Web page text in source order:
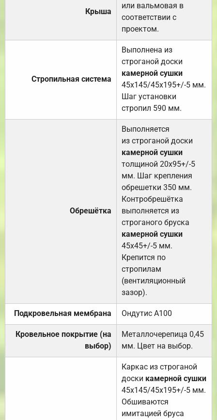
Крыша
или вальмовая в
соответствии с
проектом.
Стропильная система
Выполнена из
строганой доски
камерной сушки
45х145/45х195+/-5 мм.
Шаг установки
стропил 590 мм.
Обрешётка
Выполняется
из строганой доски
камерной сушки
толщиной 20х95+/-5
мм. Шаг крепления
обрешетки 350 мм.
Контробрешётка
выполняется из
строганого бруска
камерной сушки
45х45+/-5 мм.
Крепится по
стропилам
(вентиляционный
зазор).
Подкровельная мембрана Ондутис А100
Кровельное покрытие (на
выбор)
Металлочерепица 0,45
мм. Цвет на выбор.
Каркас из строганой
доски камерной сушки
45х145/45х195+/-5 мм.
Обшиваются
имитацией бруса